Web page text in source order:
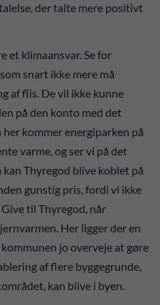
der talte mere positivt
et klimaansvar. Se for
snart ikke mere må
af flis. De vil ikke kunne
på den konto med det
kommer energiparken på
varme, og ser vi på det
Thyregod blive koblet på
gunstig pris, fordi vi ikke
til Thyregod, når
Her ligger der en
jo overveje at gøre
af flere byggegrunde,
kan blive i byen.